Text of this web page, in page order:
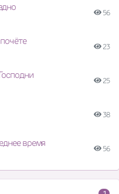
56
23
25
38
время
56